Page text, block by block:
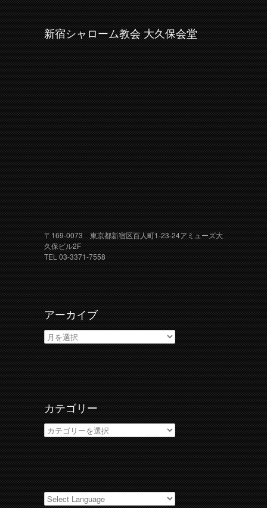
新宿シャローム教会 大久保会堂
〒169-0073 東京都新宿区百人町1-23-24アミューズ大
久保ビル2F
TEL 03-3371-7558
アーカイブ
ア
ー
カ
イ
ブ
カテゴリー
カ
テ
ゴ
リ
ー